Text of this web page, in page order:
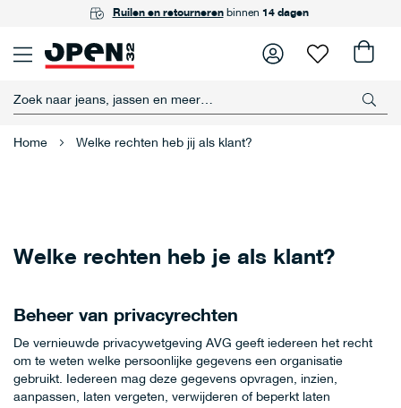
GRATIS ophalen in één van onze winkels
Ruilen en retourneren binnen 14 dagen
Achteraf betalen met Riverty
Home Welke rechten heb jij als klant?
Welke rechten heb je als klant?
Beheer van privacyrechten
De vernieuwde privacywetgeving AVG geeft iedereen het recht
om te weten welke persoonlijke gegevens een organisatie
gebruikt. Iedereen mag deze gegevens opvragen, inzien,
aanpassen, laten vergeten, verwijderen of beperkt laten